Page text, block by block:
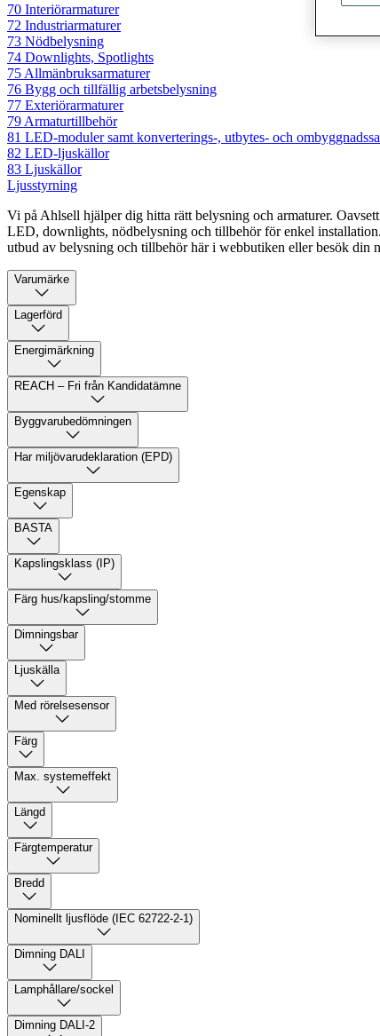
70 Interiörarmaturer
72 Industriarmaturer
73 Nödbelysning
74 Downlights, Spotlights
75 Allmänbruksarmaturer
76 Bygg och tillfällig arbetsbelysning
77 Exteriörarmaturer
79 Armaturtillbehör
81 LED-moduler samt konverterings-, utbytes- och
82 LED-ljuskällor
83 Ljuskällor
Ljusstyrning
Vi på Ahlsell hjälper dig hitta rätt belysning och armaturer.
LED, downlights, nödbelysning och tillbehör för enkel
utbud av belysning och tillbehör här i webbutiken eller besök din
Varumärke
Lagerförd
Energimärkning
REACH – Fri från Kandidatämne
Byggvarubedömningen
Har miljövarudeklaration (EPD)
Egenskap
BASTA
Kapslingsklass (IP)
Färg hus/kapsling/stomme
Dimningsbar
Ljuskälla
Med rörelsesensor
Färg
Max. systemeffekt
Längd
Färgtemperatur
Bredd
Nominellt ljusflöde (IEC 62722-2-1)
Dimning DALI
Lamphållare/sockel
Dimning DALI-2